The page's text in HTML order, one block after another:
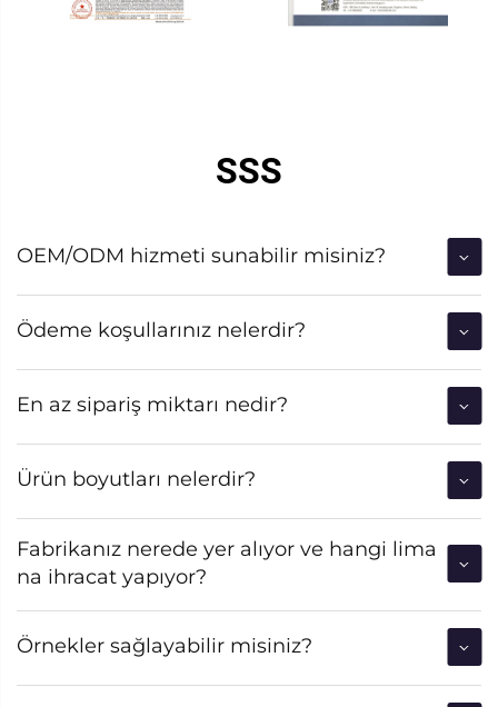
SSS
OEM/ODM hizmeti sunabilir misiniz?
Ödeme koşullarınız nelerdir?
En az sipariş miktarı nedir?
Ürün boyutları nelerdir?
Fabrikanız nerede yer alıyor ve hangi lima
na ihracat yapıyor?
Örnekler sağlayabilir misiniz?